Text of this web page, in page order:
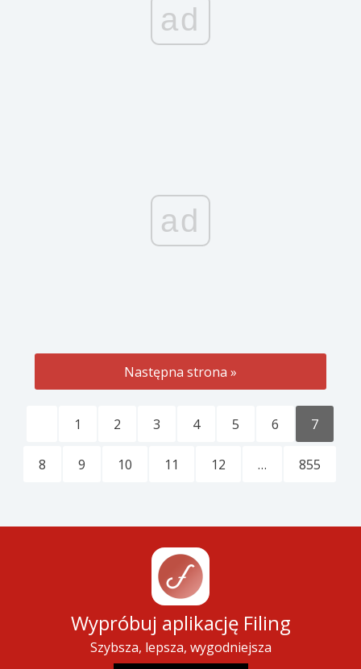
ad
ad
Następna strona »
1 2 3 4 5 6 7
8 9 10 11 12 … 855
Wypróbuj aplikację Filing
Szybsza, lepsza, wygodniejsza